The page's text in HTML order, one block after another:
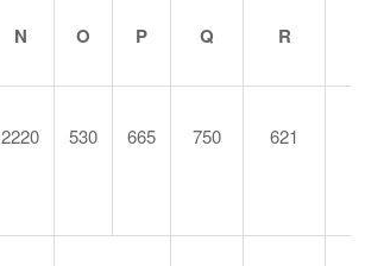
N O P Q R
2220 530 665 750 621